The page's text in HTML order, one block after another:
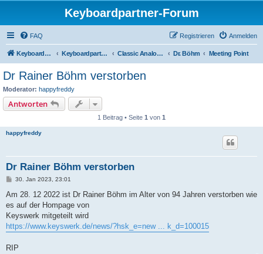
Keyboardpartner-Forum
FAQ Anmelden
Registrieren
KeyboardPartner Keyboardpartner-Forum Classic Analog Organs Dr. Böhm Meeting Point
Dr Rainer Böhm verstorben
Moderator: happyfreddy
Antworten
1 Beitrag • Seite 1 von 1
happyfreddy
Dr Rainer Böhm verstorben
B
i
r
a
g
30. Jan 2023, 23:01
Am 28. 12 2022 ist Dr Rainer Böhm im Alter von 94 Jahren verstorben wie
es auf der Hompage von
Keyswerk mitgeteilt wird
https://www.keyswerk.de/news/?hsk_e=new ... k_d=100015
RIP